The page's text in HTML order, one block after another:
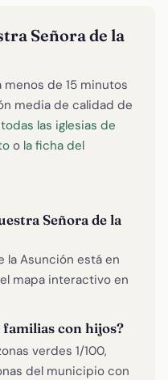
Señora de la
menos de 15 minutos
media de calidad de
todas las iglesias de
o la ficha del
Señora de la
la Asunción está en
mapa interactivo en
familias con hijos?
verdes 1/100,
del municipio con